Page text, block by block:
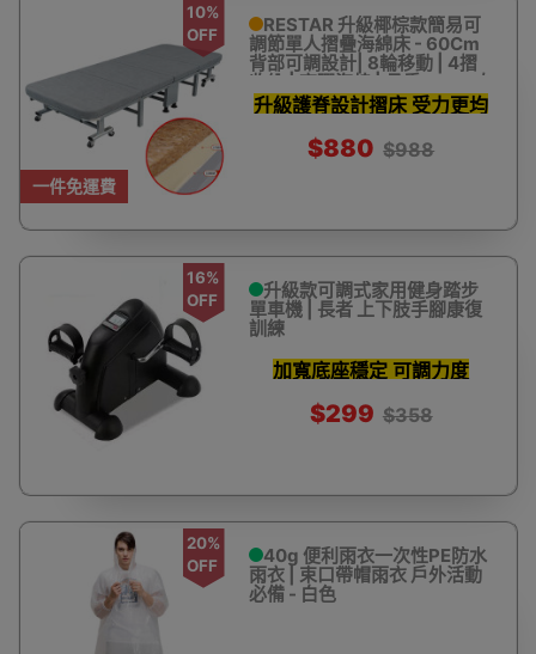
一件免運費
10%
OFF
RESTAR 升級椰棕款簡易可
調節單人摺疊海綿床 - 60Cm
背部可調設計| 8輪移動 | 4摺
收納 | 高彈海棉 | 承重150kg左
右
升級護脊設計摺床 受力更均
$880 $988
16%
OFF
升級款可調式家用健身踏步
單車機 | 長者 上下肢手腳康復
訓練
加寬底座穩定 可調力度
$299 $358
20%
OFF
40g 便利雨衣一次性PE防水
雨衣 | 束口帶帽雨衣 戶外活動
必備 - 白色